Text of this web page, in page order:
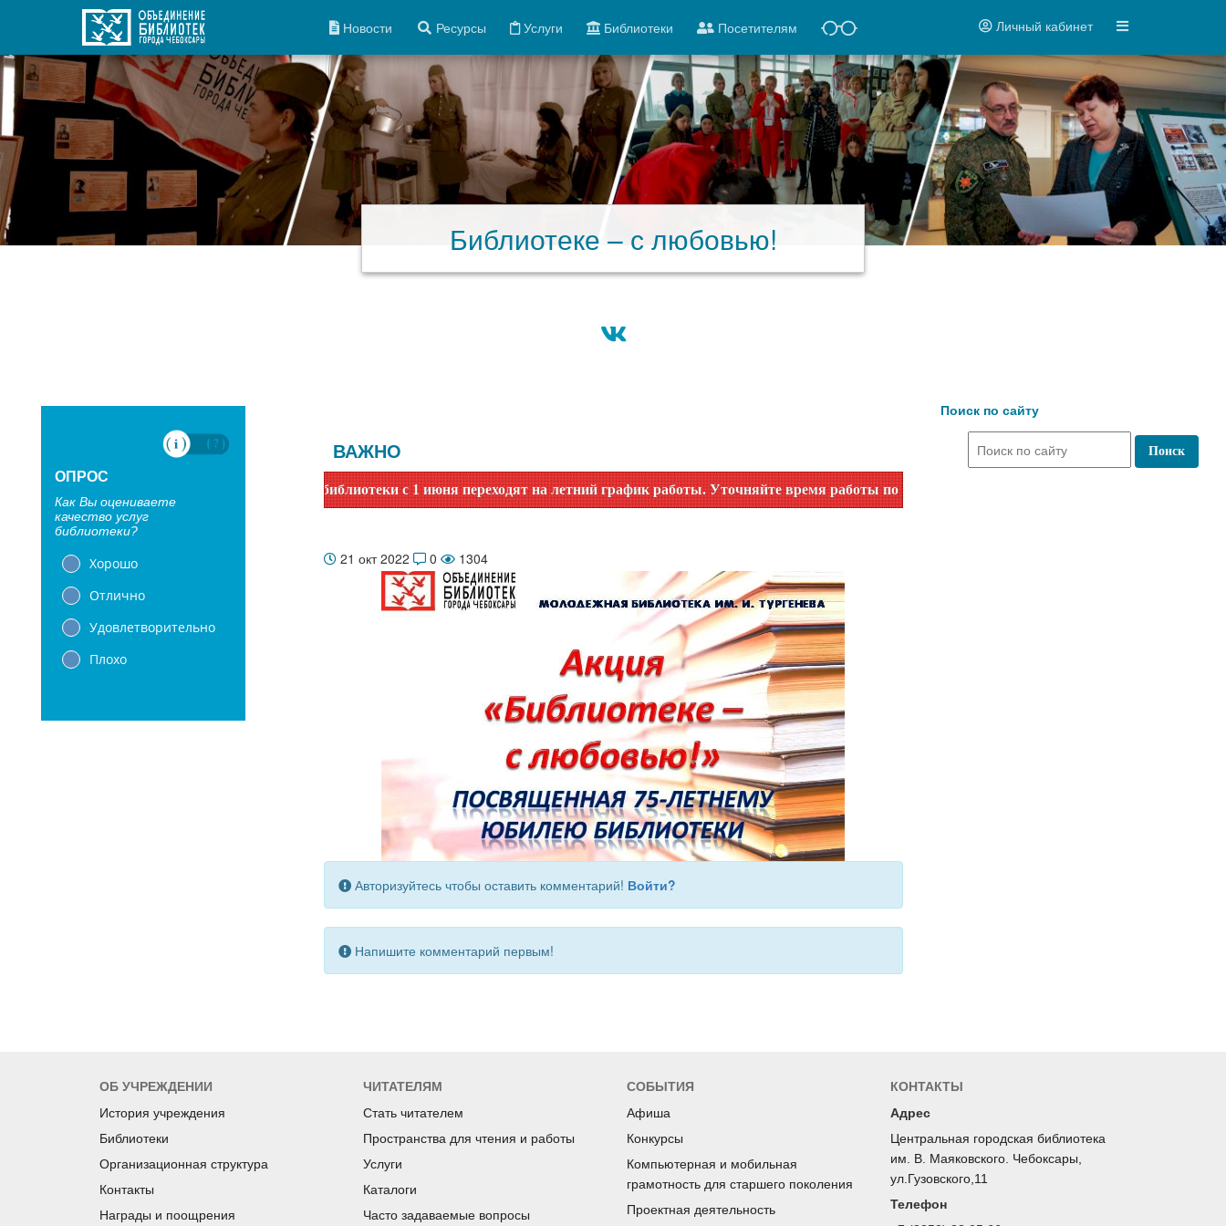
Новости Ресурсы Услуги Библиотеки Посетителям Личный кабинет
Библиотеке – с любовью!
ОПРОС
Как Вы оцениваете
качество услуг
библиотеки?
Хорошо
Отлично
Удовлетворительно
Плохо
ВАЖНО
Уважаемые читатели! Сообщаем, что библиотеки с 1 июня переходят на летний график работы. Уточняйте время работы по номеру телефона или на сайте в разделе "Библиотеки"!
21 окт 2022 0 1304
Авторизуйтесь чтобы оставить комментарий! Войти?
Напишите комментарий первым!
Поиск по сайту
ОБ УЧРЕЖДЕНИИ
История учреждения
Библиотеки
Организационная структура
Контакты
Награды и поощрения
ЧИТАТЕЛЯМ
Стать читателем
Пространства для чтения и работы
Услуги
Каталоги
Часто задаваемые вопросы
СОБЫТИЯ
Афиша
Конкурсы
Компьютерная и мобильная
грамотность для старшего поколения
Проектная деятельность
КОНТАКТЫ
Адрес
Центральная городская библиотека
им. В. Маяковского. Чебоксары,
ул.Гузовского,11
Телефон